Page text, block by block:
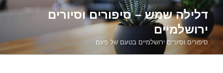
דילוג
לתוכןדלילה שמש – סיפורים וסיורים
ירושלמיים
סיפורים וסיורים ירושלמיים בטעם של פעם